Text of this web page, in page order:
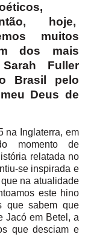
hoje,
muitos
dos mais
Fuller
Brasil pelo
Deus de
na Inglaterra, em
momento de
relatada no
se inspirada e
na atualidade
este hino
que sabem que
Jacó em Betel, a
que desciam e